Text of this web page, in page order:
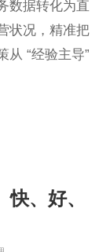
数据转化为直
状况，精准把
从 “经验主导”
、好、